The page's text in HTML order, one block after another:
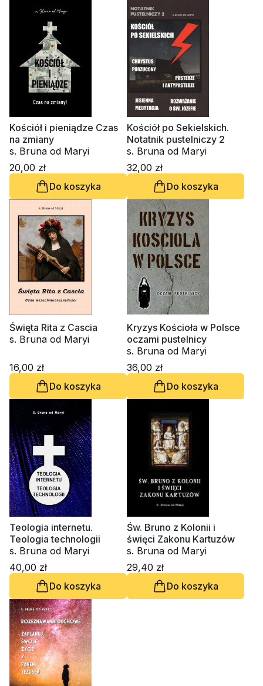
Kościół i pieniądze Czas
na zmiany
s. Bruna od Maryi
20,00 zł
Do koszyka
Kościół po Sekielskich.
Notatnik pustelniczy 2
s. Bruna od Maryi
32,00 zł
Do koszyka
Święta Rita z Cascia
s. Bruna od Maryi
16,00 zł
Do koszyka
Kryzys Kościoła w Polsce
oczami pustelnicy
s. Bruna od Maryi
36,00 zł
Do koszyka
Teologia internetu.
Teologia technologii
s. Bruna od Maryi
40,00 zł
Do koszyka
Św. Bruno z Kolonii i
święci Zakonu Kartuzów
s. Bruna od Maryi
29,40 zł
Do koszyka